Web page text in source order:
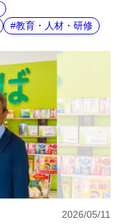
教育・人材・研修
2026/05/11